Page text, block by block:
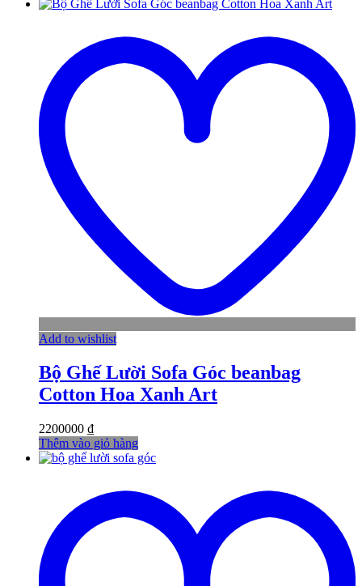
Add to wishlist
Bộ Ghế Lười Sofa Góc beanbag
Cotton Hoa Xanh Art
2200000 ₫
Thêm vào giỏ hàng